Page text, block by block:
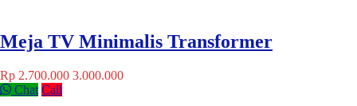
Meja TV Minimalis Transformer
Rp 2.700.000 3.000.000
Chat Call